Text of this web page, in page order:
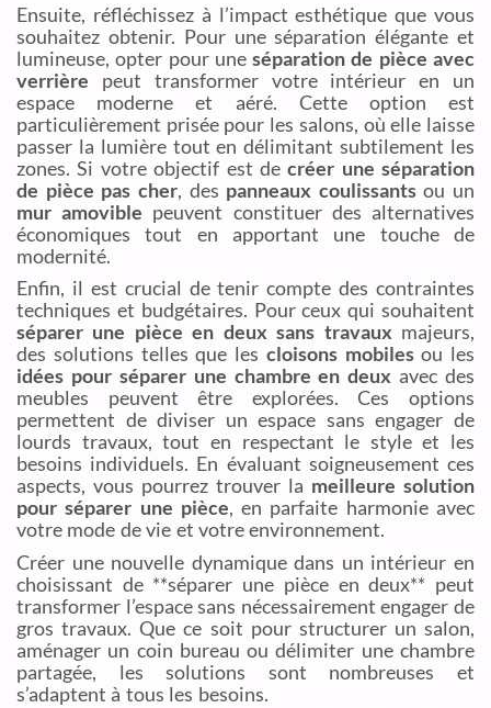
Ensuite, réfléchissez à l’impact esthétique que vous
souhaitez obtenir. Pour une séparation élégante et
lumineuse, opter pour uneséparation de pièce avec
verrière peut transformer votre intérieur en un
espace moderne et aéré. Cette option est
particulièrement prisée pour les salons, où elle laisse
passer la lumière tout en délimitant subtilement les
zones. Si votre objectif est decréer une séparation
de pièce pas cher, des panneaux coulissantsou un
mur amovible peuvent constituer des alternatives
économiques tout en apportant une touche de
modernité.
Enfin, il est crucial de tenir compte des contraintes
techniques et budgétaires. Pour ceux qui souhaitent
séparer une pièce en deux sans travauxmajeurs,
des solutions telles que les cloisons mobilesou les
idées pour séparer une chambre en deux avec des
meubles peuvent être explorées. Ces options
permettent de diviser un espace sans engager de
lourds travaux, tout en respectant le style et les
besoins individuels. En évaluant soigneusement ces
aspects, vous pourrez trouver la meilleure solution
pour séparer une pièce, en parfaite harmonie avec
votre mode de vie et votre environnement.
Créer une nouvelle dynamique dans un intérieur en
choisissant de **séparer une pièce en deux** peut
transformer l’espace sans nécessairement engager de
gros travaux. Que ce soit pour structurer un salon,
aménager un coin bureau ou délimiter une chambre
partagée, les solutions sont nombreuses et
s’adaptent à tous les besoins.